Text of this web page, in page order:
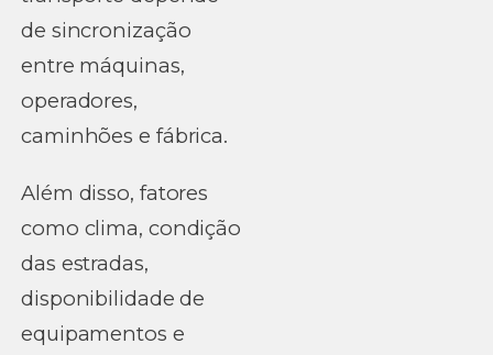
de sincronização
entre máquinas,
operadores,
caminhões e fábrica.
Além disso, fatores
como clima, condição
das estradas,
disponibilidade de
equipamentos e